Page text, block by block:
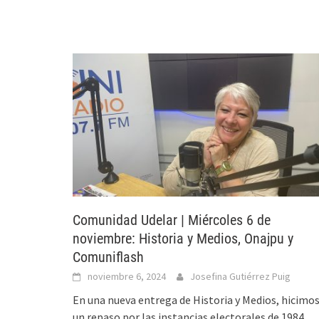
Comunidad Udelar | Miércoles 6 de
noviembre: Historia y Medios, Onajpu y
Comuniflash
noviembre 6, 2024 Josefina Gutiérrez Puig
En una nueva entrega de Historia y Medios, hicimos